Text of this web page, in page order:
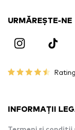
URMĂREȘTE-NE
Rating
INFORMAȚII